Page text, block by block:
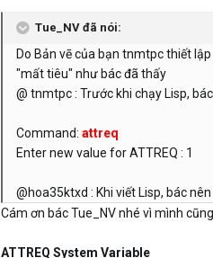
Tue_NV đã nói:
Do Bản vẽ của bạn tnmtpc thiết
"mất tiêu" như bác đã thấy
@ tnmtpc : Trước khi chạy Lisp,
Command: attreq
Enter new value for ATTREQ : 1
@hoa35ktxd : Khi viết Lisp, bác
Cám ơn bác Tue_NV nhé vì mình
ATTREQ System Variable